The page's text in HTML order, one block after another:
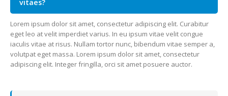
vitaes?
Lorem ipsum dolor sit amet, consectetur adipiscing elit. Curabitur
eget leo at velit imperdiet varius. In eu ipsum vitae velit congue
iaculis vitae at risus. Nullam tortor nunc, bibendum vitae semper a,
volutpat eget massa. Lorem ipsum dolor sit amet, consectetur
adipiscing elit. Integer fringilla, orci sit amet posuere auctor.